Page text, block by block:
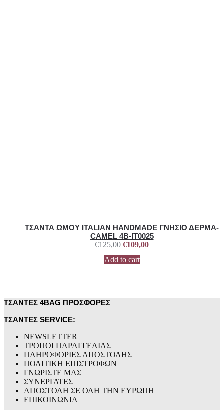
ΤΣΑΝΤΑ ΩΜΟΥ ITALIAN HANDMADE ΓΝΗΣΙΟ ΔΕΡΜΑ-
CAMEL 4B-IT0025
€125,00 €109,00
Add to cart
ΤΣΑΝΤΕΣ 4BAG ΠΡΟΣΦΟΡΕΣ
ΤΣΑΝΤΕΣ SERVICE:
NEWSLETTER
ΤΡΟΠΟΙ ΠΑΡΑΓΓΕΛΙΑΣ
ΠΛΗΡΟΦΟΡΙΕΣ ΑΠΟΣΤΟΛΗΣ
ΠΟΛΙΤΙΚΗ ΕΠΙΣΤΡΟΦΩΝ
ΓΝΩΡΙΣΤΕ ΜΑΣ
ΣΥΝΕΡΓΑΤΕΣ
ΑΠΟΣΤΟΛΗ ΣΕ ΟΛΗ ΤΗΝ ΕΥΡΩΠΗ
ΕΠΙΚΟΙΝΩΝΙΑ